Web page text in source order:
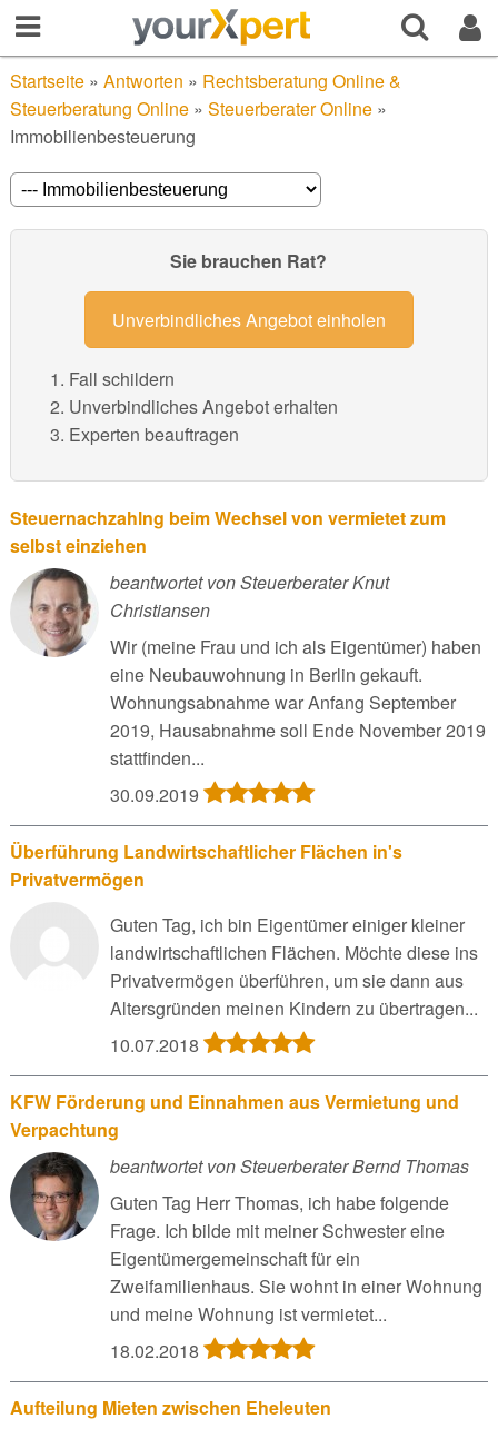
Startseite» Antworten » Rechtsberatung Online &
Steuerberatung Online» Steuerberater Online»
Immobilienbesteuerung
Sie brauchen Rat?
Unverbindliches Angebot einholen
Fall schildern
Unverbindliches Angebot erhalten
Experten beauftragen
Steuernachzahlng beim Wechsel von vermietet zum
selbst einziehen
beantwortet von Steuerberater Knut
Christiansen
Wir (meine Frau und ich als Eigentümer) haben
eine Neubauwohnung in Berlin gekauft.
Wohnungsabnahme war Anfang September
2019, Hausabnahme soll Ende November 2019
stattfinden...
30.09.2019
Überführung Landwirtschaftlicher Flächen in's
Privatvermögen
Guten Tag, ich bin Eigentümer einiger kleiner
landwirtschaftlichen Flächen. Möchte diese ins
Privatvermögen überführen, um sie dann aus
Altersgründen meinen Kindern zu übertragen...
10.07.2018
KFW Förderung und Einnahmen aus Vermietung und
Verpachtung
beantwortet von Steuerberater Bernd Thomas
Guten Tag Herr Thomas, ich habe folgende
Frage. Ich bilde mit meiner Schwester eine
Eigentümergemeinschaft für ein
Zweifamilienhaus. Sie wohnt in einer Wohnung
und meine Wohnung ist vermietet...
18.02.2018
Aufteilung Mieten zwischen Eheleuten